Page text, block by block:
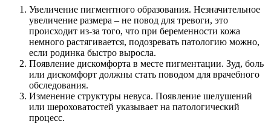
Увеличение пигментного образования. Незначительное
увеличение размера – не повод для тревоги, это
происходит из-за того, что при беременности кожа
немного растягивается, подозревать патологию можно,
если родинка быстро выросла.
Появление дискомфорта в месте пигментации. Зуд, боль
или дискомфорт должны стать поводом для врачебного
обследования.
Изменение структуры невуса. Появление шелушений
или шероховатостей указывает на патологический
процесс.